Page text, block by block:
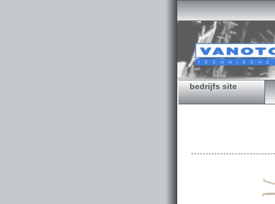
bedrijfs site